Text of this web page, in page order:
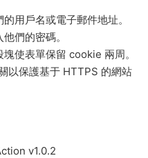
用戶名或電子郵件地址。
們的密碼。
使表單保留 cookie 兩周。
以保護基于 HTTPS 的網站
v1.0.2